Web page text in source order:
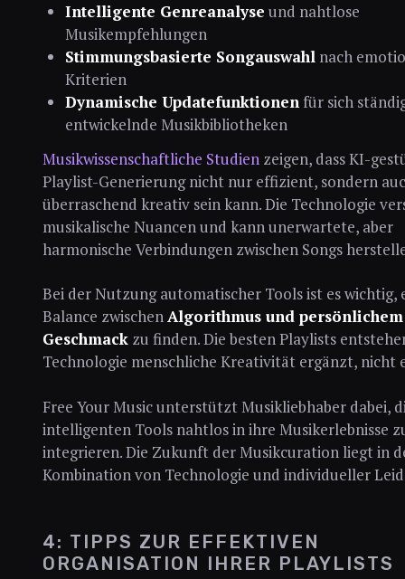
Intelligente Genreanalyse und nahtlose
Musikempfehlungen
Stimmungsbasierte Songauswahlnach
Kriterien
Dynamische Updatefunktionenfür sich
entwickelnde Musikbibliotheken
Musikwissenschaftliche Studien zeigen, dass KI-
Playlist-Generierung nicht nur effizient, sondern
überraschend kreativ sein kann. Die Technologie
musikalische Nuancen und kann unerwartete, aber
harmonische Verbindungen zwischen Songs
Bei der Nutzung automatischer Tools ist es wichtig,
Balance zwischenAlgorithmus und persönlichem
Geschmackzu finden. Die besten Playlists
Technologie menschliche Kreativität ergänzt, nicht
Free Your Music unterstützt Musikliebhaber dabei,
intelligenten Tools nahtlos in ihre Musikerlebnisse
integrieren. Die Zukunft der Musikcuration liegt in
Kombination von Technologie und individueller
4: TIPPS ZUR EFFEKTIVEN
ORGANISATION IHRER PLAYLISTS